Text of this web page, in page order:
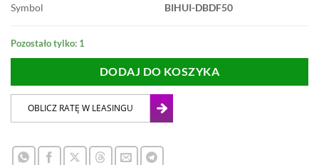
Symbol BIHUI-DBDF50
Pozostało tylko: 1
DODAJ DO KOSZYKA